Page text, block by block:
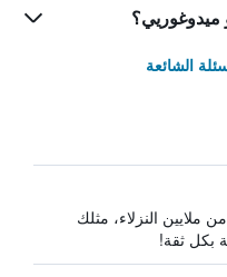
الشائعة
ملايين النزلاء، مثلك
بكل ثقة!